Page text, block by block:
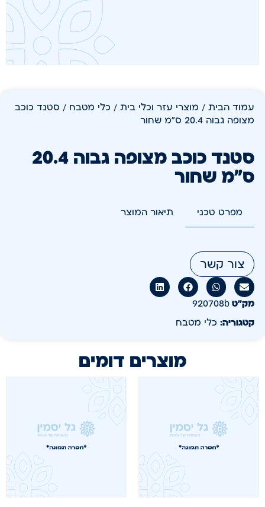
עמוד הבית / מוצרי עזר וכלי בית / כלי מטבח / סטנד כוכב
מצופה גבוה 20.4 ס"מ שחור
סטנד כוכב מצופה גבוה 20.4
ס"מ שחור
מפרט טכני תיאור המוצר
צור קשר
מק״ט 920708b
קטגוריה: כלי מטבח
מוצרים דומים